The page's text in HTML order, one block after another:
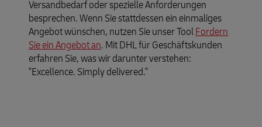
Versandbedarf oder spezielle Anforderungen
besprechen. Wenn Sie stattdessen ein einmaliges
Angebot wünschen, nutzen Sie unser ToolFordern
Sie ein Angebot an. Mit DHL für Geschäftskunden
erfahren Sie, was wir darunter verstehen:
"Excellence. Simply delivered."